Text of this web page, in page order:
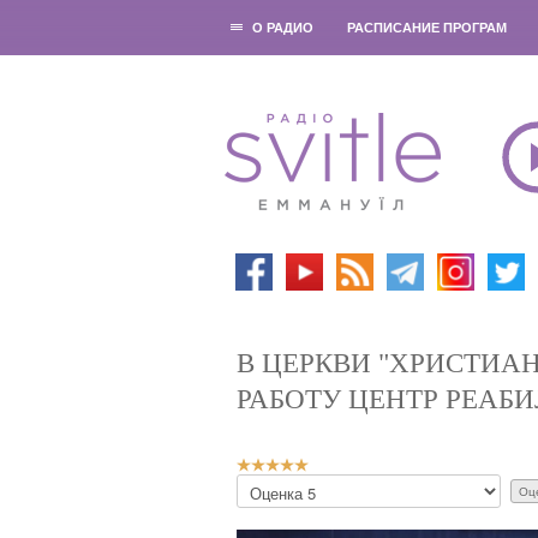
О РАДИО РАСПИСАНИЕ ПРОГРАМ
В ЦЕРКВИ
РАБОТУ ЦЕНТР
Р
й
П
о
ж